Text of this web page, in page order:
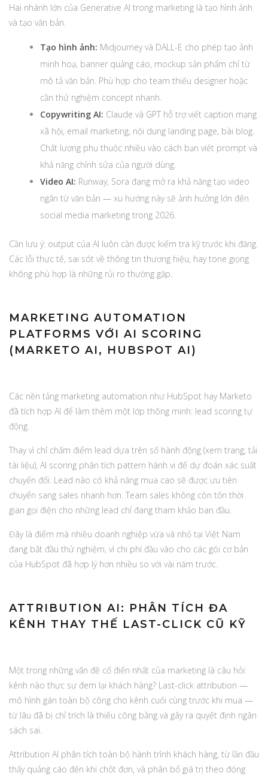
Hai nhánh lớn của Generative AI trong marketing là tạo hình ảnh
và tạo văn bản.
Tạo hình ảnh: Midjourney và DALL-E cho phép tạo ảnh
minh hoạ, banner quảng cáo, mockup sản phẩm chỉ từ
mô tả văn bản. Phù hợp cho team thiếu designer hoặc
cần thử nghiệm concept nhanh.
Copywriting AI: Claude và GPT hỗ trợ viết caption mạng
xã hội, email marketing, nội dung landing page, bài blog.
Chất lượng phụ thuộc nhiều vào cách bạn viết prompt và
khả năng chỉnh sửa của người dùng.
Video AI: Runway, Sora đang mở ra khả năng tạo video
ngắn từ văn bản — xu hướng này sẽ ảnh hưởng lớn đến
social media marketing trong 2026.
Cần lưu ý: output của AI luôn cần được kiểm tra kỹ trước khi đăng.
Các lỗi thực tế, sai sót về thông tin thương hiệu, hay tone giọng
không phù hợp là những rủi ro thường gặp.
MARKETING AUTOMATION
PLATFORMS VỚI AI SCORING
(MARKETO AI, HUBSPOT AI)
Các nền tảng marketing automation như HubSpot hay Marketo
đã tích hợp AI để làm thêm một lớp thông minh: lead scoring tự
động.
Thay vì chỉ chấm điểm lead dựa trên số hành động (xem trang, tải
tài liệu), AI scoring phân tích pattern hành vi để dự đoán xác suất
chuyển đổi. Lead nào có khả năng mua cao sẽ được ưu tiên
chuyển sang sales nhanh hơn. Team sales không còn tốn thời
gian gọi điện cho những lead chỉ đang tham khảo ban đầu.
Đây là điểm mà nhiều doanh nghiệp vừa và nhỏ tại Việt Nam
đang bắt đầu thử nghiệm, vì chi phí đầu vào cho các gói cơ bản
của HubSpot đã hợp lý hơn nhiều so với vài năm trước.
ATTRIBUTION AI: PHÂN TÍCH ĐA
KÊNH THAY THẾ LAST-CLICK CŨ KỸ
Một trong những vấn đề cổ điển nhất của marketing là câu hỏi:
kênh nào thực sự đem lại khách hàng? Last-click attribution —
mô hình gán toàn bộ công cho kênh cuối cùng trước khi mua —
từ lâu đã bị chỉ trích là thiếu công bằng và gây ra quyết định ngân
sách sai.
Attribution AI phân tích toàn bộ hành trình khách hàng, từ lần đầu
thấy quảng cáo đến khi chốt đơn, và phân bổ giá trị theo đóng